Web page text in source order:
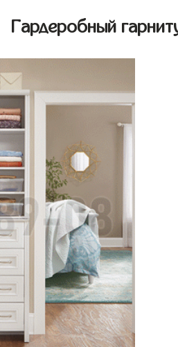
Гардеробный